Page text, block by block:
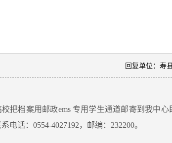
回复单位：寿
把档案用邮政ems 专用学生通道邮寄到我中
话：0554-4027192，邮编：232200。